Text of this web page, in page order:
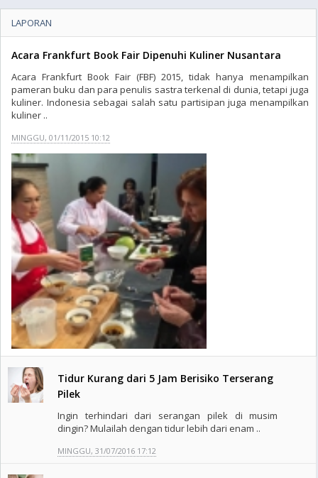
LAPORAN
Acara Frankfurt Book Fair Dipenuhi Kuliner Nusantara
Acara Frankfurt Book Fair (FBF) 2015, tidak hanya menampilkan
pameran buku dan para penulis sastra terkenal di dunia, tetapi juga
kuliner. Indonesia sebagai salah satu partisipan juga menampilkan
kuliner ..
MINGGU, 01/11/2015 10:12
Tidur Kurang dari 5 Jam Berisiko Terserang
Pilek
Ingin terhindari dari serangan pilek di musim
dingin? Mulailah dengan tidur lebih dari enam ..
MINGGU, 31/07/2016 17:12